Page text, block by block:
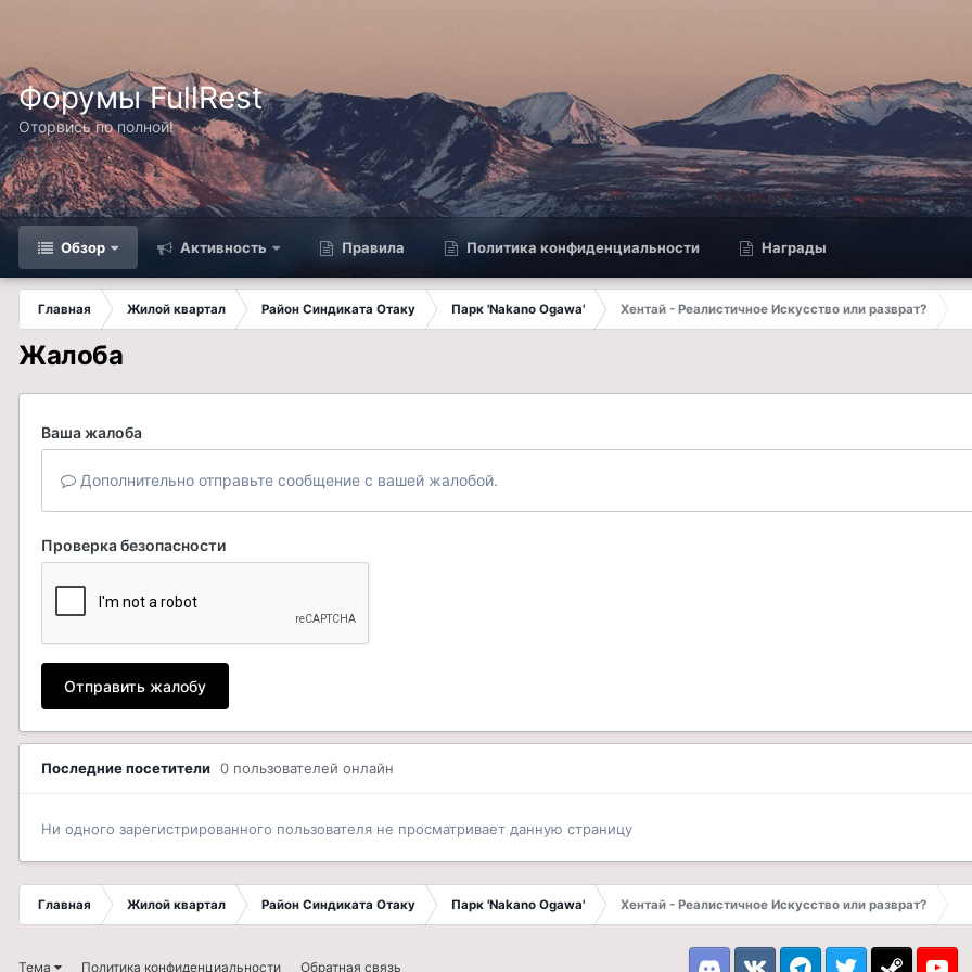
Форумы FullRest
Оторвись по полной!
Обзор Активность Правила Политика конфиденциальности Награды
Главная Жилой квартал Район Синдиката Отаку Парк 'Nakano Ogawa'
Хентай - Реалистичное Искусство или разврат?
Жалоба
Ваша жалоба
Дополнительно отправьте сообщение с вашей жалобой.
Проверка безопасности
Отправить жалобу
Последние посетители 0 пользователей онлайн
Ни одного зарегистрированного пользователя не просматривает данную страницу
Главная Жилой квартал Район Синдиката Отаку Парк 'Nakano Ogawa' Хентай - Реалистичное Искусство или разврат?
Тема Политика конфиденциальности Обратная связь